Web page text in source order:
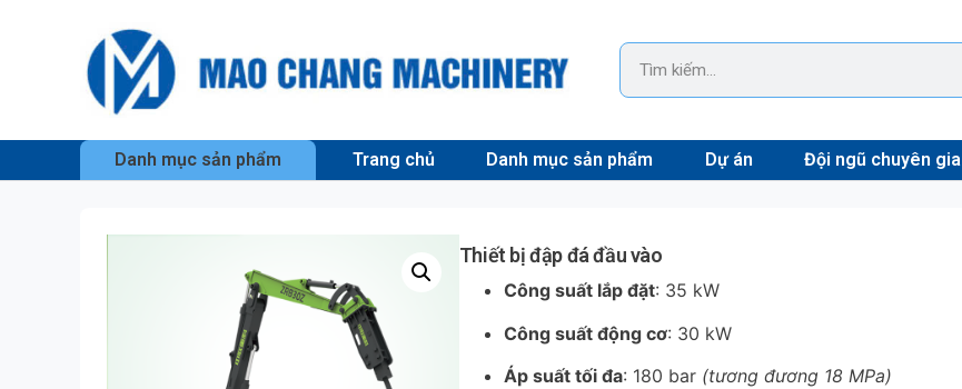
Danh mục sản phẩm Trang chủ Danh mục sản phẩm Dự án Đội ngũ chuyên gia
Thiết bị đập đá đầu vào
Công suất lắp đặt: 35 kW
Công suất động cơ: 30 kW
Áp suất tối đa: 180 bar (tương đương 18 MPa)